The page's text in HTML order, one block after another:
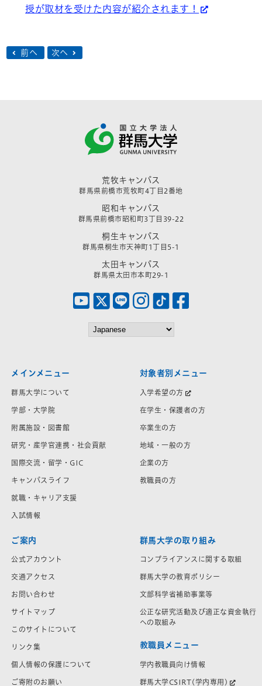
授が取材を受けた内容が紹介されます！
前へ 次へ
荒牧キャンパス
群馬県前橋市荒牧町4丁目2番地
昭和キャンパス
群馬県前橋市昭和町3丁目39-22
桐生キャンパス
群馬県桐生市天神町1丁目5-1
太田キャンパス
群馬県太田市本町29-1
メインメニュー
群馬大学について
学部・大学院
附属施設・図書館
研究・産学官連携・社会貢献
国際交流・留学・GIC
キャンパスライフ
就職・キャリア支援
入試情報
対象者別メニュー
入学希望の方
在学生・保護者の方
卒業生の方
地域・一般の方
企業の方
教職員の方
ご案内
公式アカウント
交通アクセス
お問い合わせ
サイトマップ
このサイトについて
リンク集
個人情報の保護について
ご寄附のお願い
群馬大学の取り組み
コンプライアンスに関する取組
群馬大学の教育ポリシー
文部科学省補助事業等
公正な研究活動及び適正な資金執行
への取組み
教職員メニュー
学内教職員向け情報
群馬大学CSIRT(学内専用)